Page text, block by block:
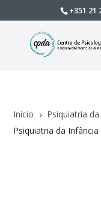
+351 21
Início 5 Psiquiatria
Psiquiatria da